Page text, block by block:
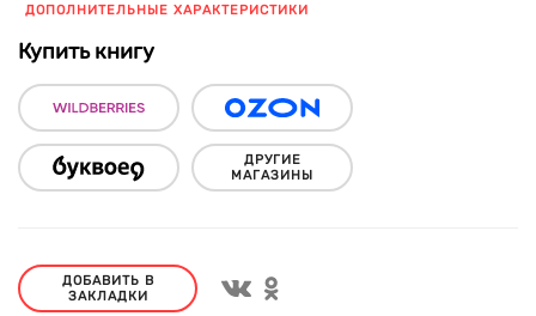
ДОПОЛНИТЕЛЬНЫЕ ХАРАКТЕРИСТИКИ
Купить книгу
ДРУГИЕ
МАГАЗИНЫ
ДОБАВИТЬ В
ЗАКЛАДКИ